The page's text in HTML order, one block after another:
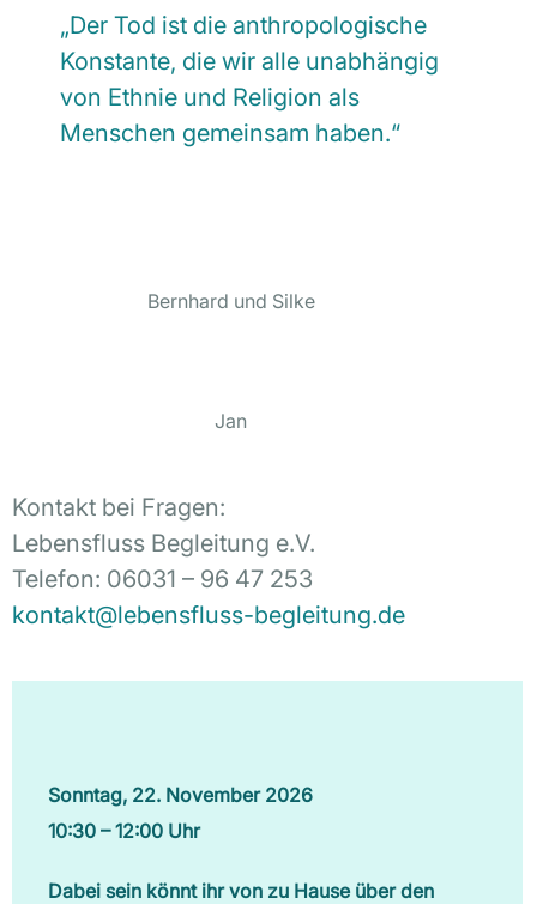
„Der Tod ist die anthropologische
Konstante, die wir alle unabhängig
von Ethnie und Religion als
Menschen gemeinsam haben.“
Bernhard und Silke
Jan
Kontakt bei Fragen:
Lebensfluss Begleitung e.V.
Telefon: 06031 – 96 47 253
kontakt@lebensfluss-begleitung.de
Sonntag, 22. November 2026
10:30 – 12:00 Uhr
Dabei sein könnt ihr von zu Hause über den